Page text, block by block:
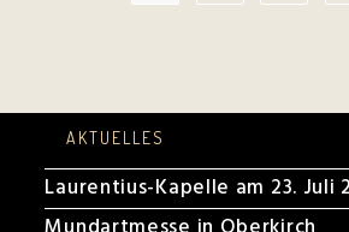
AKTUELLES
Laurentius-Kapelle am 23. Juli